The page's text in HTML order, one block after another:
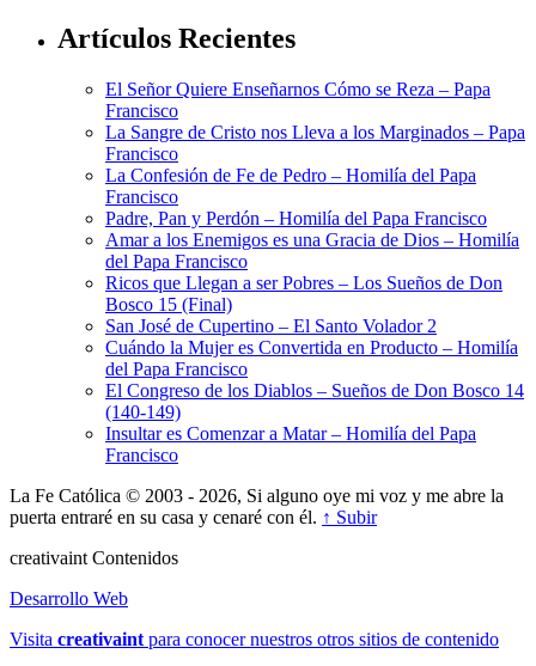
Artículos Recientes
El Señor Quiere Enseñarnos Cómo se Reza – Papa
Francisco
La Sangre de Cristo nos Lleva a los Marginados – Papa
Francisco
La Confesión de Fe de Pedro – Homilía del Papa
Francisco
Padre, Pan y Perdón – Homilía del Papa Francisco
Amar a los Enemigos es una Gracia de Dios – Homilía
del Papa Francisco
Ricos que Llegan a ser Pobres – Los Sueños de Don
Bosco 15 (Final)
San José de Cupertino – El Santo Volador 2
Cuándo la Mujer es Convertida en Producto – Homilía
del Papa Francisco
El Congreso de los Diablos – Sueños de Don Bosco 14
(140-149)
Insultar es Comenzar a Matar – Homilía del Papa
Francisco
La Fe Católica © 2003 - 2026, Si alguno oye mi voz y me abre la
puerta entraré en su casa y cenaré con él. ↑ Subir
creativaint Contenidos
Desarrollo Web
Visita creativaint para conocer nuestros otros sitios de contenido